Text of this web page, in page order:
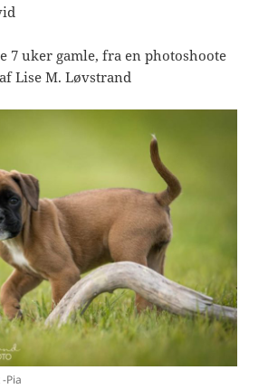
7 uker gamle, fra en photoshoote
Lise M. Løvstrand
Pia